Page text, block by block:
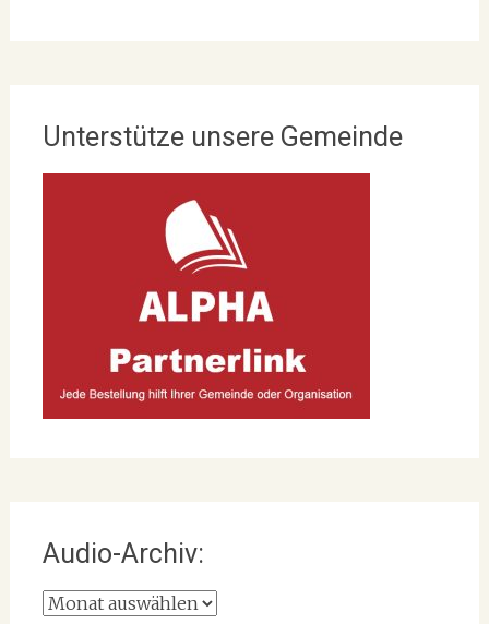
Unterstütze unsere Gemeinde
Audio-Archiv:
Audio-